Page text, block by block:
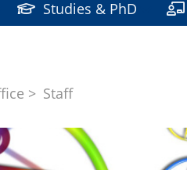
Studies & PhD
Staff